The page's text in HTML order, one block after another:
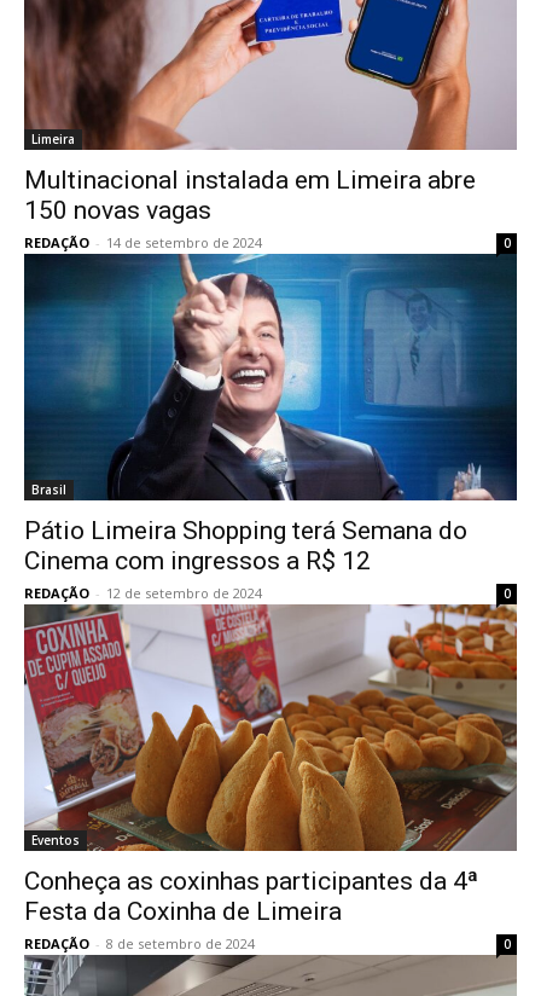
Limeira
Multinacional instalada em Limeira abre
150 novas vagas
REDAÇÃO - 14 de setembro de 2024 0
Brasil
Pátio Limeira Shopping terá Semana do
Cinema com ingressos a R$ 12
REDAÇÃO - 12 de setembro de 2024 0
Eventos
Conheça as coxinhas participantes da 4ª
Festa da Coxinha de Limeira
REDAÇÃO - 8 de setembro de 2024 0